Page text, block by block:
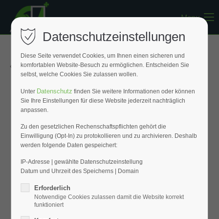
Register
Support
Lorem ipsum dolor sit amet:
24h/ 365days
Mon - Fri 8:00am - 5:00pm(GMT +1)
Get in touch
Cybersteel Inc.
Menu
« Zurück zur Übersicht
Datenschutzeinstellungen
Diese Seite verwendet Cookies, um Ihnen einen sicheren und
komfortablen Website-Besuch zu ermöglichen. Entscheiden Sie
selbst, welche Cookies Sie zulassen wollen.
Unter Datenschutz finden Sie weitere Informationen oder können
Sie Ihre Einstellungen für diese Website jederzeit nachträglich
anpassen.
Zu den gesetzlichen Rechenschaftspflichten gehört die
Einwilligung (Opt-In) zu protokollieren und zu archivieren. Deshalb
werden folgende Daten gespeichert:
IP-Adresse | gewählte Datenschutzeinstellung
Datum und Uhrzeit des Speicherns | Domain
Erforderlich
Notwendige Cookies zulassen damit die Website korrekt
funktioniert